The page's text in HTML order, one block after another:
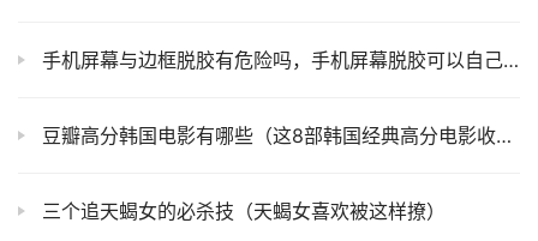
手机屏幕与边框脱胶有危险吗，手机屏幕脱胶可以自己粘吗？
豆瓣高分韩国电影有哪些（这8部韩国经典高分电影收藏好）
三个追天蝎女的必杀技（天蝎女喜欢被这样撩）